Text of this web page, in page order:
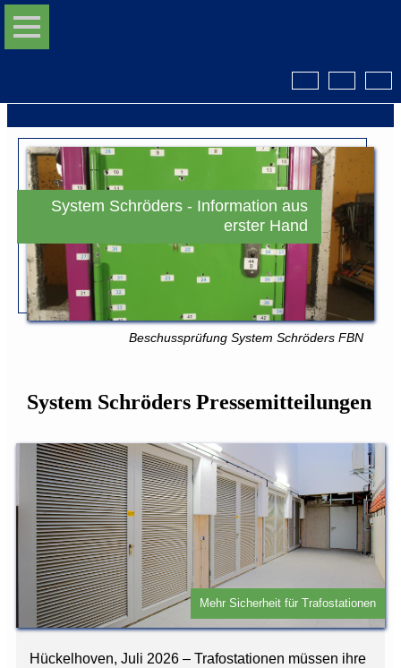
System Schröders - Information aus
erster Hand
Beschussprüfung System Schröders FBN
System Schröders Pressemitteilungen
Mehr Sicherheit für Trafostationen
Hückelhoven, Juli 2026 – Trafostationen müssen ihre